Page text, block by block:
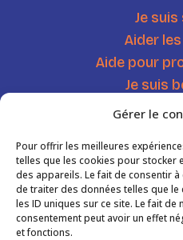
Gérer le
Pour offrir les meilleures
telles que les cookies pour stocker
des appareils. Le fait de consentir
de traiter des données telles que
les ID uniques sur ce site. Le fait
consentement peut avoir un effet
et fonctions.
Je
Aider
Aide pour
Je suis
Chercher